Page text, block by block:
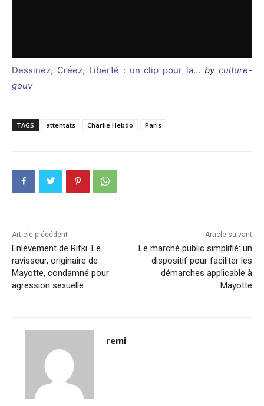
Dessinez, Créez, Liberté : un clip pour la… byculture-
gouv
TAGS attentats Charlie Hebdo Paris
Article précédent
Enlèvement de Rifki: Le
ravisseur, originaire de
Mayotte, condamné pour
agression sexuelle
Article suivant
Le marché public simplifié: un
dispositif pour faciliter les
démarches applicable à
Mayotte
remi